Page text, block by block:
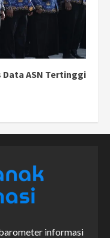
ASN Tertinggi
informasi